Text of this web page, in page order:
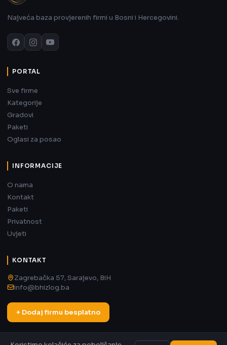
Najveća baza provjerenih firmi u Bosni i Hercegovini.
PORTAL
Sve firme
Kategorije
Gradovi
Paketi
Oglasi za posao
INFORMACIJE
O nama
Kontakt
Paketi
Privatnost
Uvjeti
KONTAKT
Zagrebačka 57, Sarajevo, BiH
info@bhizlog.ba
+ Dodaj firmu besplatno